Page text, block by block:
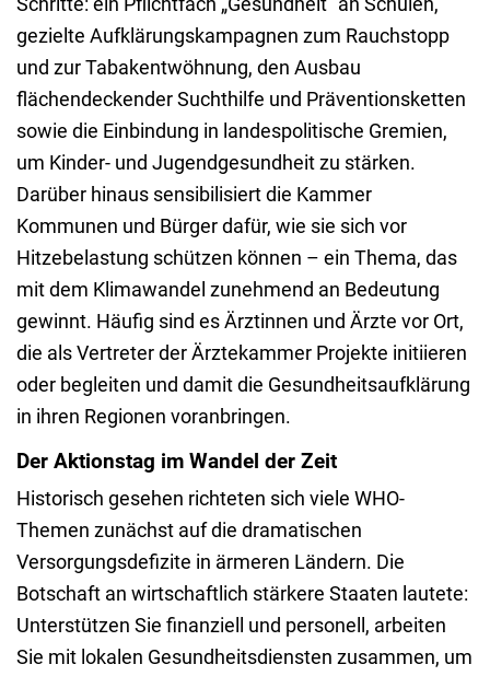
gezielte Aufklärungskampagnen zum Rauchstopp
und zur Tabakentwöhnung, den Ausbau
flächendeckender Suchthilfe und Präventionsketten
sowie die Einbindung in landespolitische Gremien,
um Kinder- und Jugendgesundheit zu stärken.
Darüber hinaus sensibilisiert die Kammer
Kommunen und Bürger dafür, wie sie sich vor
Hitzebelastung schützen können – ein Thema, das
mit dem Klimawandel zunehmend an Bedeutung
gewinnt. Häufig sind es Ärztinnen und Ärzte vor Ort,
die als Vertreter der Ärztekammer Projekte initiieren
oder begleiten und damit die Gesundheitsaufklärung
in ihren Regionen voranbringen.
Der Aktionstag im Wandel der Zeit
Historisch gesehen richteten sich viele WHO-
Themen zunächst auf die dramatischen
Versorgungsdefizite in ärmeren Ländern. Die
Botschaft an wirtschaftlich stärkere Staaten lautete:
Unterstützen Sie finanziell und personell, arbeiten
Sie mit lokalen Gesundheitsdiensten zusammen, um